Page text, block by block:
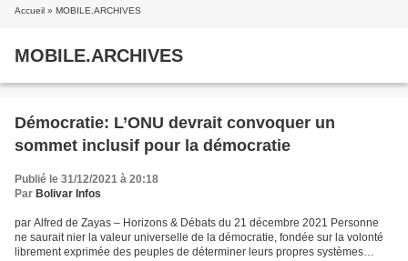
Accueil » MOBILE.ARCHIVES
MOBILE.ARCHIVES
Démocratie: L’ONU devrait convoquer un
sommet inclusif pour la démocratie
Publié le 31/12/2021 à 20:18
Par Bolivar Infos
par Alfred de Zayas – Horizons & Débats du 21 décembre 2021 Personne
ne saurait nier la valeur universelle de la démocratie, fondée sur la volonté
librement exprimée des peuples de déterminer leurs propres systèmes